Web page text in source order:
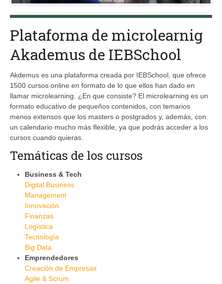
Plataforma de microlearnig
Akademus de IEBSchool
Akdemus es una plataforma creada por IEBSchool, que ofrece
1500 cursos online en formato de lo que ellos han dado en
llamar microlearning. ¿En que consiste? El microlearning es un
formato educativo de pequeños contenidos, con temarios
menos extensos que los masters o postgrados y, además, con
un calendario mucho más flexible, ya que podrás acceder a los
cursos cuando quieras.
Temáticas de los cursos
Business & Tech
Digital Business
Management
Innovación
Finanzas
Logística
Tecnología
Big Data
Emprendedores
Creación de Empresas
Agile & Scrum